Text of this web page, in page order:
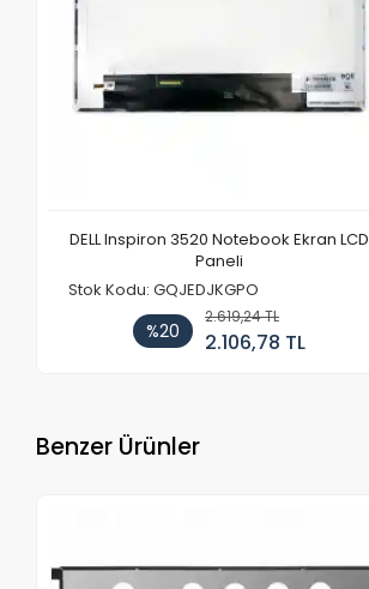
DELL Inspiron 3520 Notebook Ekran LCD
Paneli
Stok Kodu: GQJEDJKGPO
%20
2.619,24 TL
2.106,78 TL
Benzer Ürünler